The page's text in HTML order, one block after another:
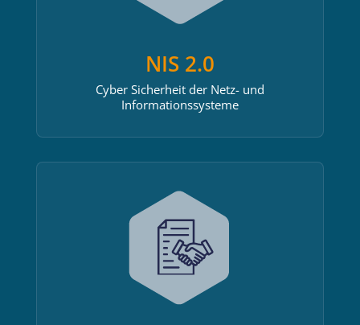
NIS 2.0
Cyber Sicherheit der Netz- und
Informationssysteme